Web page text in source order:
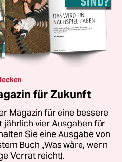
für Zukunft
Magazin für eine bessere
jährlich vier Ausgaben für
Sie eine Ausgabe von
Buch „Was wäre, wenn
Vorrat reicht).